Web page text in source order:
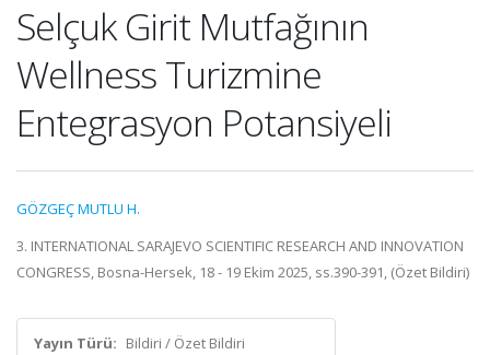
Selçuk Girit Mutfağının
Wellness Turizmine
Entegrasyon Potansiyeli
GÖZGEÇ MUTLU H.
3. INTERNATIONAL SARAJEVO SCIENTIFIC RESEARCH AND INNOVATION
CONGRESS, Bosna-Hersek, 18 - 19 Ekim 2025, ss.390-391, (Özet Bildiri)
Yayın Türü: Bildiri / Özet Bildiri